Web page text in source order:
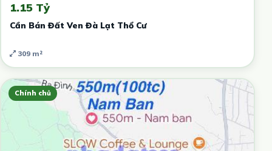
1.15 Tỷ
Cần Bán Đất Ven Đà Lạt Thổ Cư
309 m²
Chính chủ